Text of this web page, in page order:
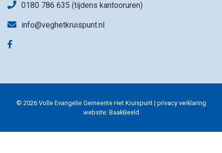
0180 786 635 (tijdens kantooruren)
info@veghetkruispunt.nl
© 2026 Volle Evangelie Gemeente Het Kruispunt | privacy verklaring
website: BaakBeeld